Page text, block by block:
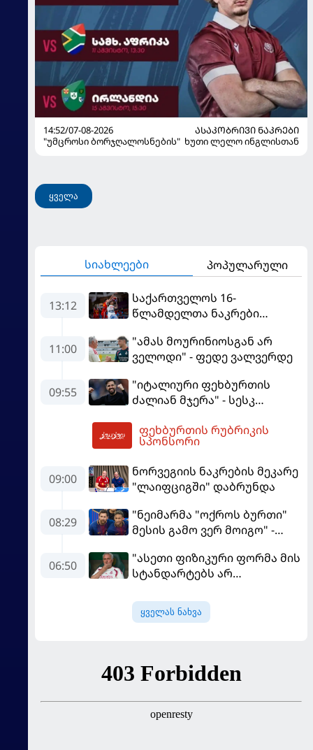
14:52/07-08-2026
ᲐᲡᲐᲙᲝᲑᲠᲘᲕᲘ ᲜᲐᲙᲠᲔᲑᲘ
"უმცროსი ბორჯღალოსნების" ხუთი ლელო ინგლისთან
ყველა
სიახლეები პოპულარული
13:12
საქართველოს 16-
წლამდელთა ნაკრები
დამარცხდა
11:00
"ამას მოურინიოსგან არ
ველოდი" - ფედე ვალვერდე
09:55
"იტალიური ფეხბურთის
ძალიან მჯერა" - სესკ
ფეხბურთის რუბრიკის
სპონსორი
09:00
ნორვეგიის ნაკრების მეკარე
"ლაიფციგში" დაბრუნდა
08:29
"ნეიმარმა "ოქროს ბურთი"
მესის გამო ვერ მოიგო" -
აგენტი
06:50
"ასეთი ფიზიკური ფორმა მის
სტანდარტებს არ
"რეალის" ახალწვეული
გააკრიტიკა
ყველას ნახვა